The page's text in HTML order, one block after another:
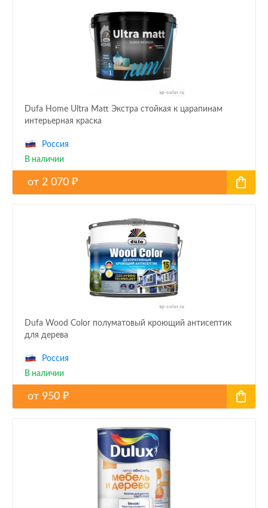
Dufa Home Ultra Matt Экстра стойкая к царапинам
интерьерная краска
Россия
В наличии
от 2 070 ₽
Dufa Wood Color полуматовый кроющий антисептик
для дерева
Россия
В наличии
от 950 ₽